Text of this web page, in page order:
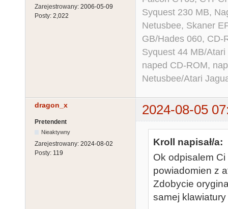
Zarejestrowany: 2006-05-09
Posty: 2,022
Syquest 230 MB,
Netusbee, Skaner
GB/Hades 060, CD-
Syquest 44 MB/
naped CD-ROM,
Netusbee/Atari
dragon_x 2024-08-05
Pretendent
Nieaktywny
Zarejestrowany: 2024-08-02
Posty: 119
Kroll napisał/a:
Ok odpisalem
powiadomien z
Zdobycie
samej klawiatury